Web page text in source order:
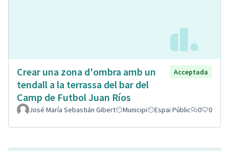
Crear una zona d'ombra amb un
tendall a la terrassa del bar del
Camp de Futbol Juan Ríos
Acceptada
José María Sebastián Gibert Municipi Espai Públic 0 0